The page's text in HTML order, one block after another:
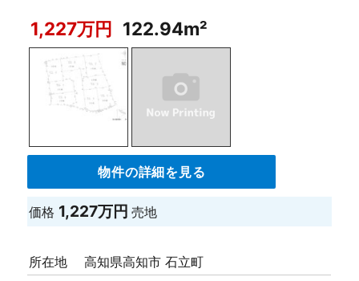
1,227万円 122.94m²
物件の詳細を見る
価格 1,227万円売地
所在地 高知県高知市 石立町